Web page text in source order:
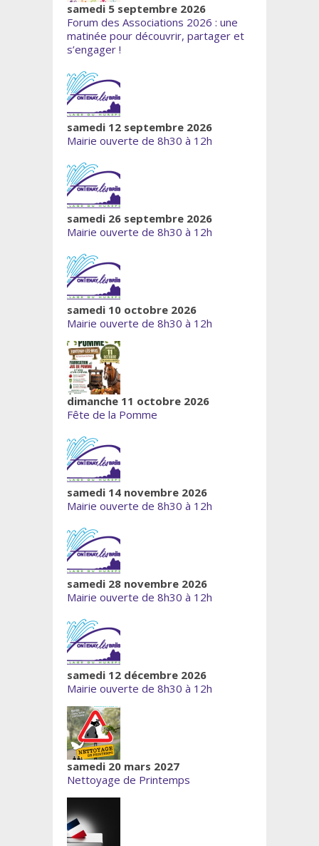
samedi 5 septembre 2026
Forum des Associations 2026 : une
matinée pour découvrir, partager et
s’engager !
samedi 12 septembre 2026
Mairie ouverte de 8h30 à 12h
samedi 26 septembre 2026
Mairie ouverte de 8h30 à 12h
samedi 10 octobre 2026
Mairie ouverte de 8h30 à 12h
dimanche 11 octobre 2026
Fête de la Pomme
samedi 14 novembre 2026
Mairie ouverte de 8h30 à 12h
samedi 28 novembre 2026
Mairie ouverte de 8h30 à 12h
samedi 12 décembre 2026
Mairie ouverte de 8h30 à 12h
samedi 20 mars 2027
Nettoyage de Printemps